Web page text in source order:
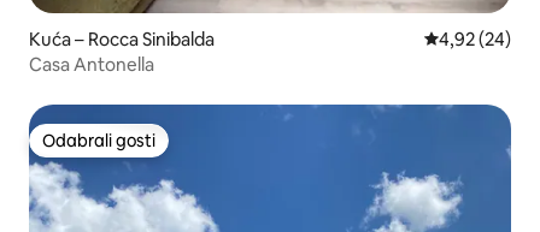
Kuća – Rocca Sinibalda Prosječna
4,92 (24)
Casa Antonella
Odabrali gosti
Odabrali gosti